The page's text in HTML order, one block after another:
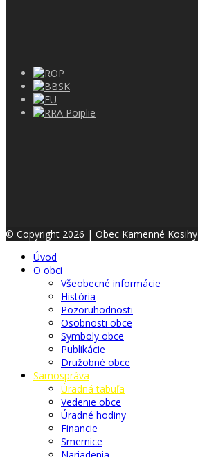
© Copyright 2026 | Obec Kamenné Kosihy
Úvod
O obci
Všeobecné informácie
História
Pozoruhodnosti
Osobnosti obce
Symboly obce
Publikácie
Družobné obce
Samospráva
Úradná tabuľa
Vedenie obce
Úradné hodiny
Financie
Smernice